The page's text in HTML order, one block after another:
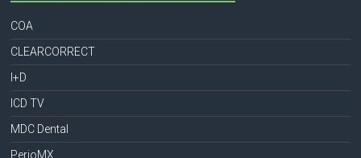
COA
CLEARCORRECT
I+D
ICD TV
MDC Dental
PerioMX